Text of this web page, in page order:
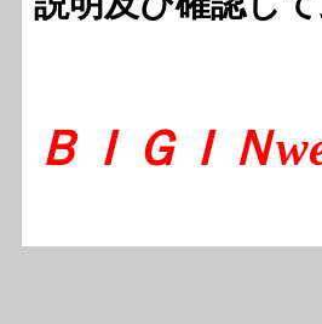
ＢＩＧＩＮ